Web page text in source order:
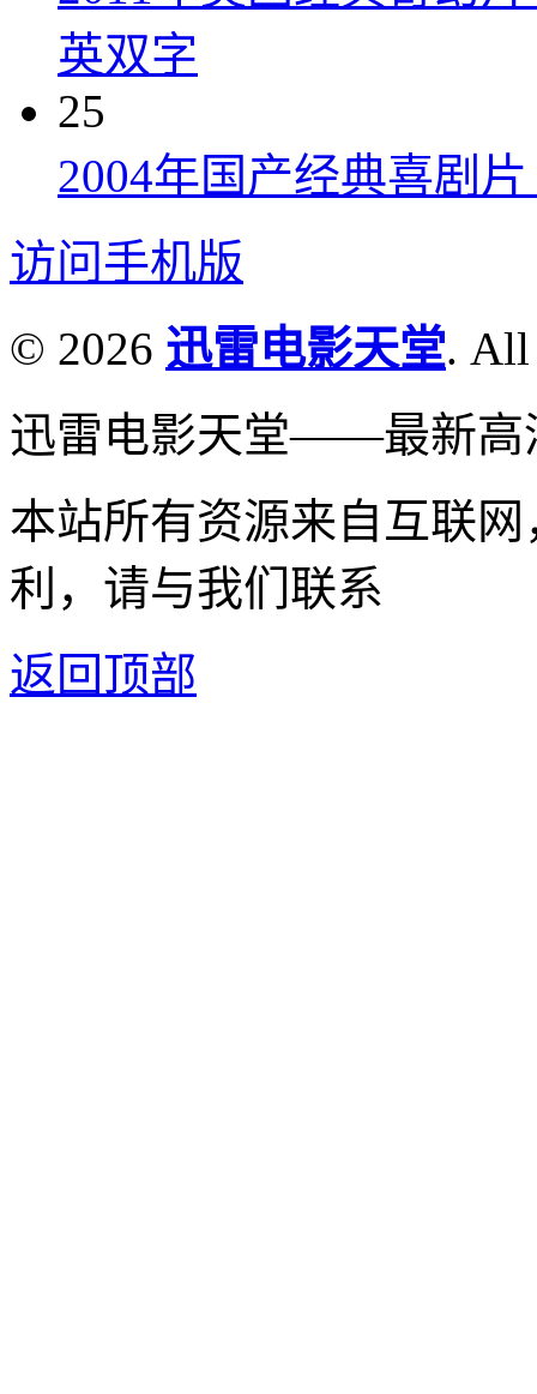
英双字
25
2004年国产经典喜剧
访问手机版
© 2026 迅雷电影天堂. All
迅雷电影天堂——最新高
本站所有资源来自互联
利，请与我们联系
返回顶部